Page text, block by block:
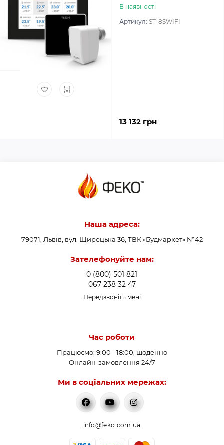
В наявності
Артикул: ST-8SWIFI
13 132 грн
Наша адреса:
79071, Львів, вул. Щирецька 36, ТВК «Будмаркет» №42
Зателефонуйте нам:
0 (800) 501 821
067 238 32 47
Передзвоніть мені
Час роботи
Працюємо: 9:00 - 18:00, щоденно
Онлайн-замовлення 24/7
Ми в соціальних мережах:
info@feko.com.ua